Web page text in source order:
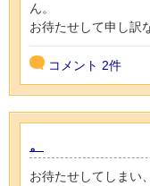
ん。
お待たせして申し訳
コメント 2件
。
お待たせしてしまい